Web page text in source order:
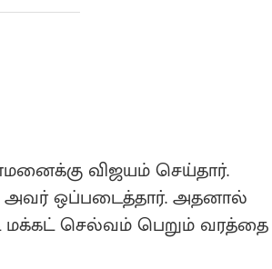
விஜயம் செய்தார்.
அவர் ஒப்படைத்தார். அதனால்
மக்கட் செல்வம் பெறும் வரத்தை